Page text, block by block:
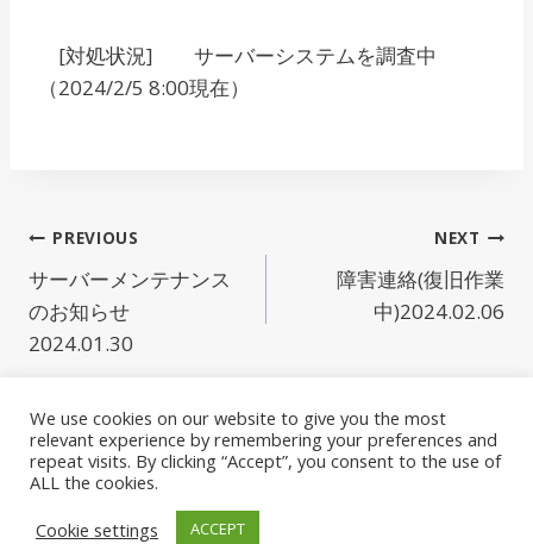
[対処状況] サーバーシステムを調査中
（2024/2/5 8:00現在）
投
稿
ナ
ビ
ゲ
ー
PREVIOUS
サーバーメンテナンス
のお知らせ
2024.01.30
NEXT
障害連絡(復旧作業
中)2024.02.06
プライバシーポリシー 情報セキュリティ基本方針
We use cookies on our website to give you the most
relevant experience by remembering your preferences and
repeat visits. By clicking “Accept”, you consent to the use of
ALL the cookies.
Cookie settings
ACCEPT